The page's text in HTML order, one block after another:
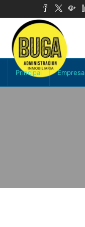
Principal Empresa